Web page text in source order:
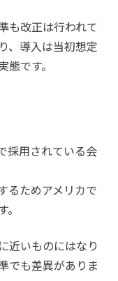
も改正は行われて
、導入は当初想定
です。
採用されている会
るためアメリカで
近いものにはなり
でも差異がありま